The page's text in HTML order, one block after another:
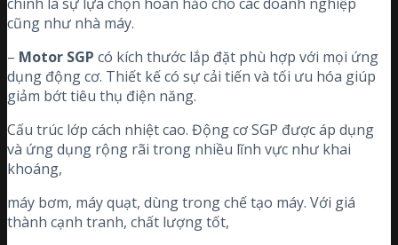
cũng như nhà máy.
– Motor SGP có kích thước lắp đặt phù hợp với mọi ứng
dụng động cơ. Thiết kế có sự cải tiến và tối ưu hóa giúp
giảm bớt tiêu thụ điện năng.
Cấu trúc lớp cách nhiệt cao. Động cơ SGP được áp dụng
và ứng dụng rộng rãi trong nhiều lĩnh vực như khai
khoáng,
máy bơm, máy quạt, dùng trong chế tạo máy. Với giá
thành cạnh tranh, chất lượng tốt,